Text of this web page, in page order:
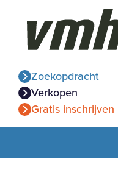
Zoekopdracht
Verkopen
Gratis inschrijven